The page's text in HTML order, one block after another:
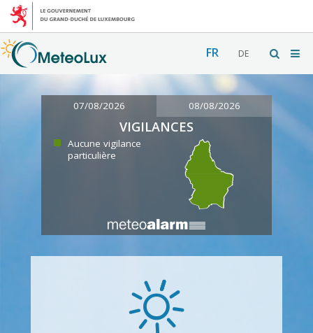
FR DE
07/08/2026 08/08/2026
VIGILANCES
Aucune vigilance
particulière